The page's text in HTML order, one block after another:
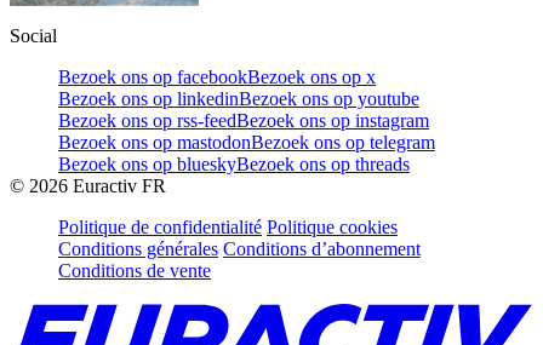
Social
Bezoek ons op facebookBezoek ons op x
Bezoek ons op linkedinBezoek ons op youtube
Bezoek ons op rss-feedBezoek ons op instagram
Bezoek ons op mastodonBezoek ons op telegram
Bezoek ons op blueskyBezoek ons op threads
© 2026 Euractiv FR
Politique de confidentialité Politique cookies
Conditions générales Conditions d’abonnement
Conditions de vente